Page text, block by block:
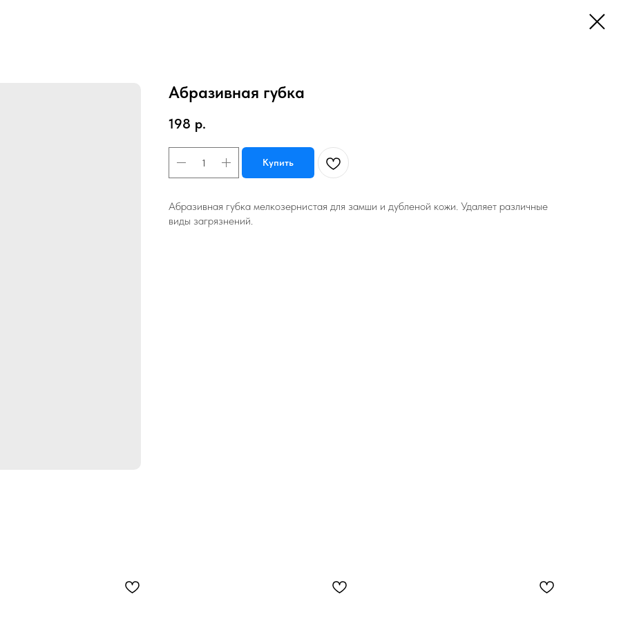
Абразивная губка
198 р.
Купить
Абразивная губка мелкозернистая для замши и дубленой кожи. Удаляет различные
виды загрязнений.